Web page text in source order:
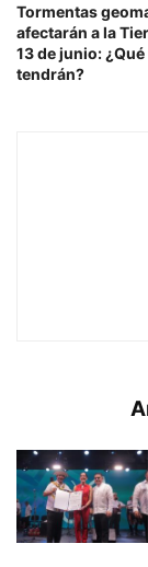
Tormentas
afectarán a la
13 de junio:
tendrán?